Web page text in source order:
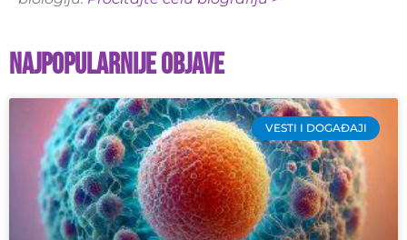
Najpopularnije objave
VESTI I DOGAĐAJI